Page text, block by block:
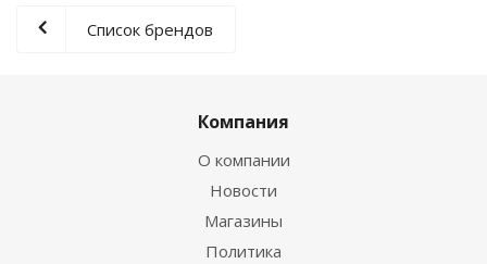
Список брендов
Компания
О компании
Новости
Магазины
Политика